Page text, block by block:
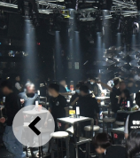
上一则